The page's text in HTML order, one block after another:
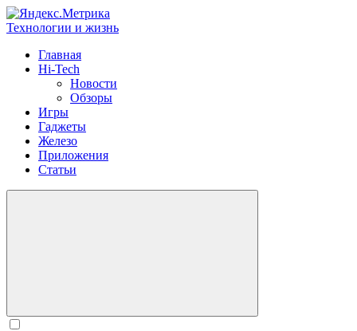
Технологии и жизнь
Главная
Hi-Tech
Новости
Обзоры
Игры
Гаджеты
Железо
Приложения
Статьи